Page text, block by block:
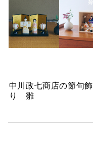
中川政七商店の節句飾
り 雛